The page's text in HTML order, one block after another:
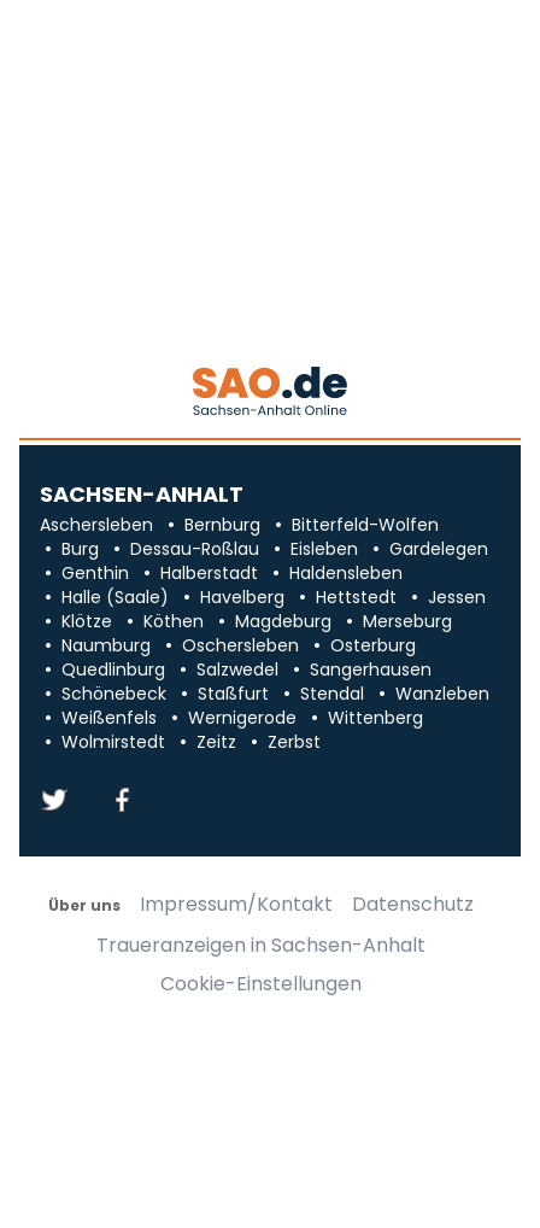
SACHSEN-ANHALT
Aschersleben Bernburg
Bitterfeld-Wolfen
Burg
Dessau-Roßlau Eisleben
Gardelegen
Genthin
Halberstadt
Haldensleben
Halle (Saale)
Havelberg Hettstedt
Jessen
Klötze
Köthen Magdeburg
Merseburg
Naumburg
Oschersleben
Osterburg
Quedlinburg
Salzwedel
Sangerhausen
Schönebeck
Staßfurt Stendal
Wanzleben
Weißenfels
Wernigerode
Wittenberg
Wolmirstedt
Zeitz Zerbst
Über uns Impressum/Kontakt
Datenschutz
Traueranzeigen in Sachsen-Anhalt
Cookie-Einstellungen